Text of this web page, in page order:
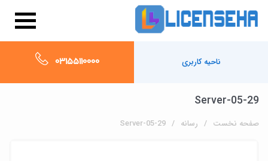
ناحیه کاربری 03155110000
Server-05-29
صفحه نخست رسانه Server-05-29